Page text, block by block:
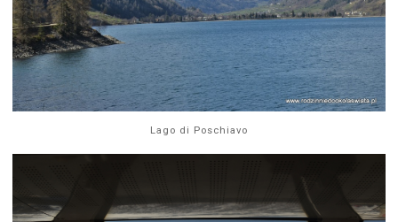
Lago di Poschiavo